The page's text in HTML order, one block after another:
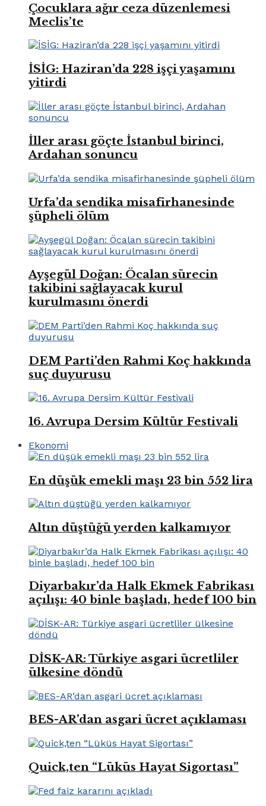
Çocuklara ağır ceza düzenlemesi
Meclis’te
İSİG: Haziran’da 228 işçi yaşamını
yitirdi
İller arası göçte İstanbul birinci,
Ardahan sonuncu
Urfa’da sendika misafirhanesinde
şüpheli ölüm
Ayşegül Doğan: Öcalan sürecin
takibini sağlayacak kurul
kurulmasını önerdi
DEM Parti’den Rahmi Koç hakkında
suç duyurusu
16. Avrupa Dersim Kültür Festivali
Ekonomi
En düşük emekli maşı 23 bin 552 lira
Altın düştüğü yerden kalkamıyor
Diyarbakır’da Halk Ekmek Fabrikası
açılışı: 40 binle başladı, hedef 100 bin
DİSK-AR: Türkiye asgari ücretliler
ülkesine döndü
BES-AR’dan asgari ücret açıklaması
Quick,ten “Lüküs Hayat Sigortası”